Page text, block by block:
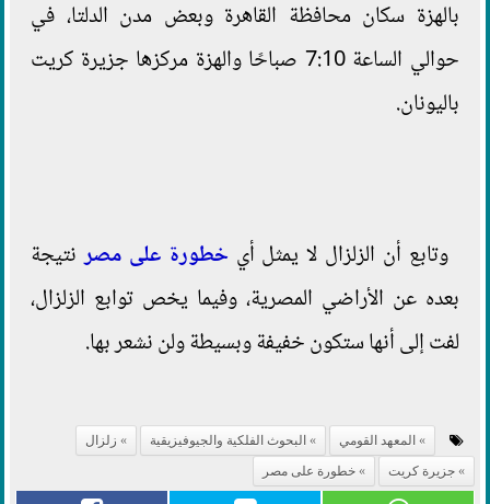
بالهزة سكان محافظة القاهرة وبعض مدن الدلتا، في
حوالي الساعة 7:10 صباحًا والهزة مركزها جزيرة كريت
باليونان.
وتابع أن الزلزال لا يمثل أي خطورة على مصرنتيجة
بعده عن الأراضي المصرية، وفيما يخص توابع الزلزال،
لفت إلى أنها ستكون خفيفة وبسيطة ولن نشعر بها.
المعهد القومي البحوث الفلكية والجيوفيزيقية
زلزال
جزيرة كريت
خطورة على مصر